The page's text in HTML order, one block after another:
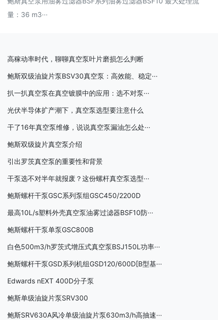
量：36 m3···
高稼动率时代，聊聊真空泵叶片磨损怎么判断
鲍斯双级油旋片泵BSV30真空泵：高效能、稳定···
扒一扒真空泵在真空镀膜中的应用：选不对泵···
光伏半导体扩产潮下，真空泵选型要注意什么
干了16年真空泵维修，说说真空泵漏油怎么处···
鲍斯双级旋片真空泵介绍
引出罗茨真空泵的重要性和背景
干泵选不对半年就报废？这份螺杆真空泵选型···
鲍斯螺杆干泵GSC系列泵组GSC450/2200D
最高10L/s塑料外壳真空泵油雾过滤器BSF10防···
鲍斯螺杆干泵单泵GSC800B
白色500m3/h罗茨式增压式真空泵BSJ150L功率···
鲍斯螺杆干泵GSD系列机组GSD120/600D[B型基···
Edwards nEXT 400D分子泵
鲍斯单级油旋片泵SRV300
鲍斯SRV630A风冷单级油旋片泵630m3/h高抽速···